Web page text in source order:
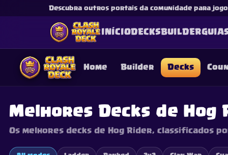
Descubra outros portais da comunidade para
INÍCIODECKSBUILDER
Home Builder Decks
Melhores Decks de Hog
Os melhores decks de Hog Rider, classificados
This content is not